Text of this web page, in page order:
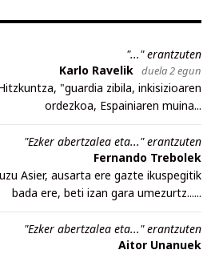
"..." erantzuten
Karlo Ravelik duela 2 egun
"guardia zibila, inkisizioaren
ordezkoa, Espainiaren muina...
"Ezker abertzalea eta..." erantzuten
Fernando Trebolek
Asier, ausarta ere gazte ikuspegitik
bada ere, beti izan gara umezurtz......
"Ezker abertzalea eta..." erantzuten
Aitor Unanuek